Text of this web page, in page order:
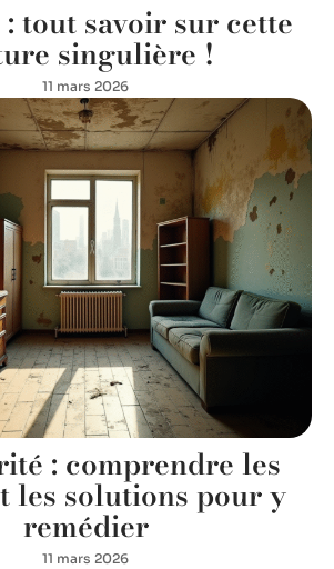
tout savoir sur cette
singulière !
11 mars 2026
: comprendre les
les solutions pour y
remédier
11 mars 2026